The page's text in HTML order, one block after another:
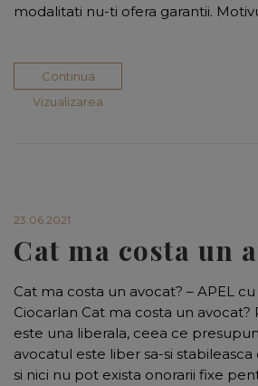
modalitati nu-ti ofera garantii.
Continua
Vizualizarea
23.06.2021
Cat ma costa un
Cat ma costa un avocat? – APEL
Ciocarlan Cat ma costa un avocat?
este una liberala, ceea ce
avocatul este liber sa-si stabileasca
si nici nu pot exista onorarii fixe